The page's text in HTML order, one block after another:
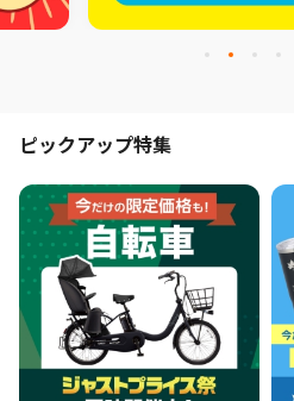
ピックアップ特集